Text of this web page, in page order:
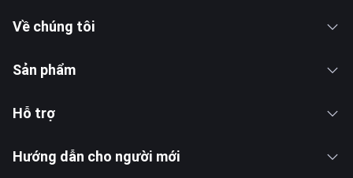
Về chúng tôi
Sản phẩm
Hỗ trợ
Hướng dẫn cho người mới